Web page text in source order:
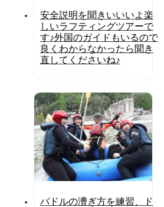
安全説明を聞きいいいよ楽
しいラフティングツアーで
す♪外国のガイドもいるので
良くわからなかったら聞き
直してくださいね♪
パドルの漕ぎ方を練習、ド